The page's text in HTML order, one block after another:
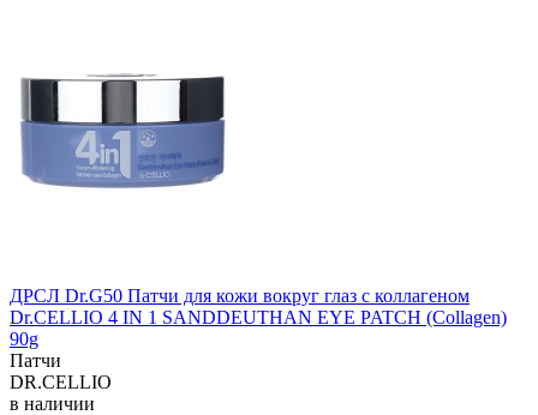
ДРСЛ Dr.G50 Патчи для кожи вокруг глаз с коллагеном
Dr.CELLIO 4 IN 1 SANDDEUTHAN EYE PATCH (Collagen)
90g
Патчи
DR.CELLIO
в наличии